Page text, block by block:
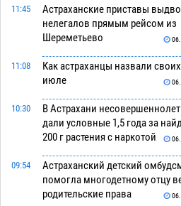
11:45
Астраханские приставы
нелегалов прямым рейсом из
Шереметьево
11:08
Как астраханцы назвали
июле
10:30
В Астрахани
дали условные 1,5 года за
200 г растения с наркотой
09:54
Астраханский детский
помогла многодетному отцу
родительские права